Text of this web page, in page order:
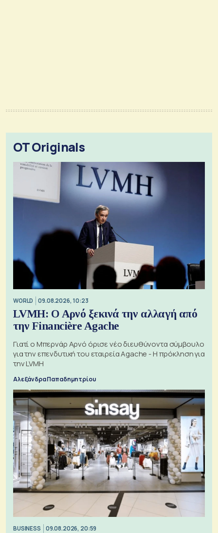
OT Originals
WORLD 09.08.2026, 10:23
LVMH: Ο Αρνό ξεκινά την αλλαγή από
την Financière Agache
Γιατί ο Μπερνάρ Αρνό όρισε νέο διευθύνοντα σύμβουλο
για την επενδυτική του εταιρεία Agache - Η πρόκληση για
την LVMH
Αλεξάνδρα Παπαδημητρίου
BUSINESS 09.08.2026, 20:59